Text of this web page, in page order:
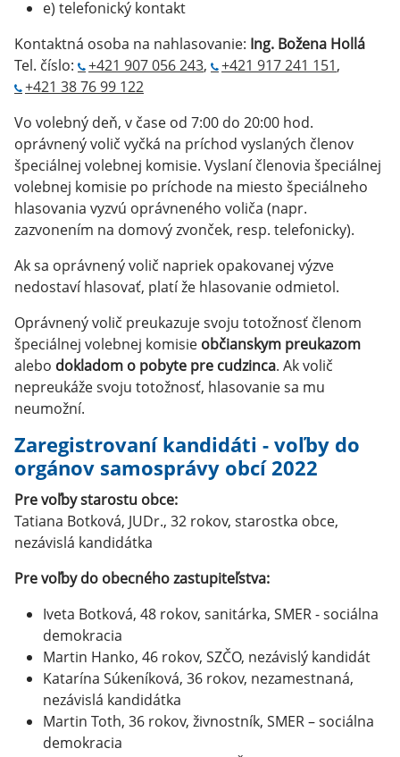
e) telefonický kontakt
Kontaktná osoba na nahlasovanie: Ing. Božena Hollá
Tel. číslo:
+421 907 056 243, +421 917 241 151,
+421 38 76 99 122
Vo volebný deň, v čase od 7:00 do 20:00 hod.
oprávnený volič vyčká na príchod vyslaných členov
špeciálnej volebnej komisie. Vyslaní členovia špeciálnej
volebnej komisie po príchode na miesto špeciálneho
hlasovania vyzvú oprávneného voliča (napr.
zazvonením na domový zvonček, resp. telefonicky).
Ak sa oprávnený volič napriek opakovanej výzve
nedostaví hlasovať, platí že hlasovanie odmietol.
Oprávnený volič preukazuje svoju totožnosť členom
špeciálnej volebnej komisie občianskym preukazom
alebo dokladom o pobyte pre cudzinca. Ak volič
nepreukáže svoju totožnosť, hlasovanie sa mu
neumožní.
Zaregistrovaní kandidáti - voľby do
orgánov samosprávy obcí 2022
Pre voľby starostu obce:
Tatiana Botková, JUDr., 32 rokov, starostka obce,
nezávislá kandidátka
Pre voľby do obecného zastupiteľstva:
Iveta Botková, 48 rokov, sanitárka, SMER - sociálna
demokracia
Martin Hanko, 46 rokov, SZČO, nezávislý kandidát
Katarína Súkeníková, 36 rokov, nezamestnaná,
nezávislá kandidátka
Martin Toth, 36 rokov, živnostník, SMER – sociálna
demokracia